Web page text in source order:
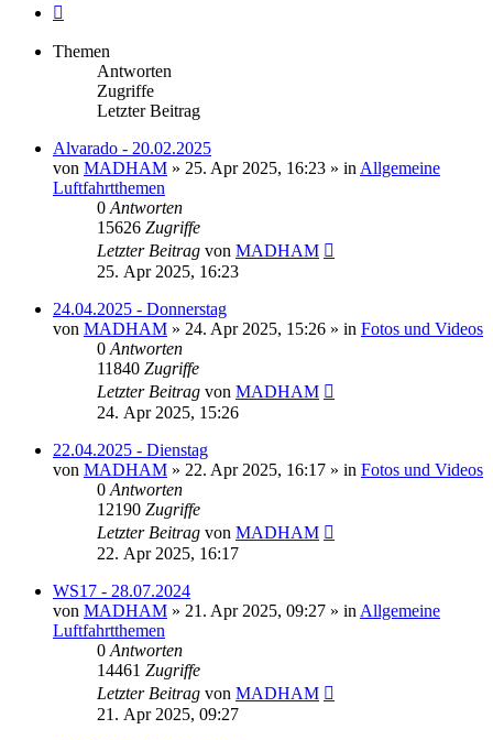
Themen
Antworten
Zugriffe
Letzter Beitrag
Alvarado - 20.02.2025
von MADHAM » 25. Apr 2025, 16:23 » in Allgemeine
Luftfahrtthemen
0 Antworten
15626 Zugriffe
Letzter Beitrag von MADHAM
25. Apr 2025, 16:23
24.04.2025 - Donnerstag
von MADHAM » 24. Apr 2025, 15:26 » in Fotos und Videos
0 Antworten
11840 Zugriffe
Letzter Beitrag von MADHAM
24. Apr 2025, 15:26
22.04.2025 - Dienstag
von MADHAM » 22. Apr 2025, 16:17 » in Fotos und Videos
0 Antworten
12190 Zugriffe
Letzter Beitrag von MADHAM
22. Apr 2025, 16:17
WS17 - 28.07.2024
von MADHAM » 21. Apr 2025, 09:27 » in Allgemeine
Luftfahrtthemen
0 Antworten
14461 Zugriffe
Letzter Beitrag von MADHAM
21. Apr 2025, 09:27